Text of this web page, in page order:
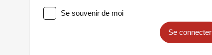
Se souvenir de moi
Se connecter